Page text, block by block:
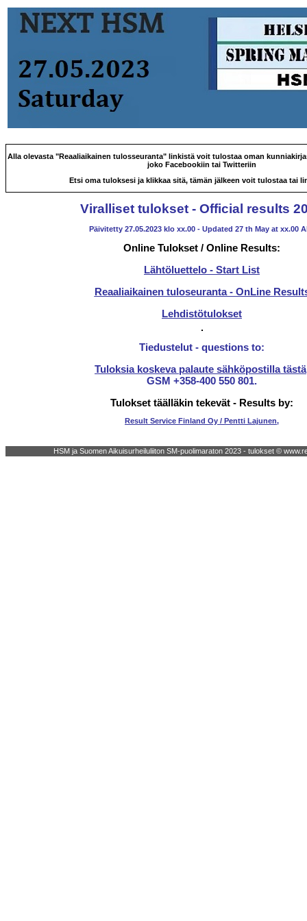
Alla olevasta "Reaaliaikainen tulosseuranta" linkistä voit tulostaa oman
joko Facebookiin tai Twitteriin
Etsi oma tuloksesi ja klikkaa sitä, tämän jälkeen voit tulostaa tai
Viralliset tulokset - Official results
Päivitetty 27.05.2023 klo xx.00 - Updated 27 th May at xx.00
Online Tulokset / Online Results:
Lähtöluettelo - Start List
Reaaliaikainen tuloseuranta - OnLine
Lehdistötulokset
Tiedustelut - questions to:
Tuloksia koskeva palaute sähköpostilla tästä
GSM +358-400 550 801.
Tulokset täälläkin tekevät - Results by:
Result Service Finland Oy / Pentti Lajunen,
HSM ja Suomen Aikuisurheiluliiton SM-puolimaraton 2023 - tulokset ©